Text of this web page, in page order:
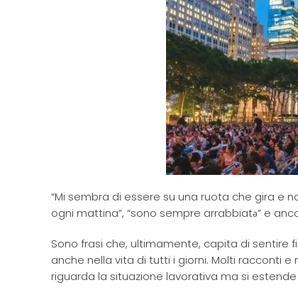
“Mi sembra di essere su una ruota che gira e
ogni mattina”, “sono sempre arrabbiatə” e
Sono frasi che, ultimamente, capita di sentire
anche nella vita di tutti i giorni. Molti racconti
riguarda la situazione lavorativa ma si